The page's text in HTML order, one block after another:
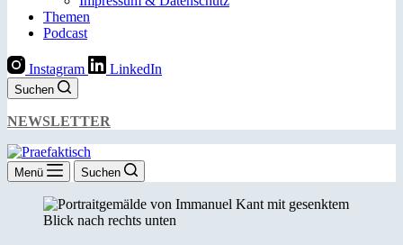
Themen
Podcast
Instagram LinkedIn
Suchen
NEWSLETTER
Menü Suchen